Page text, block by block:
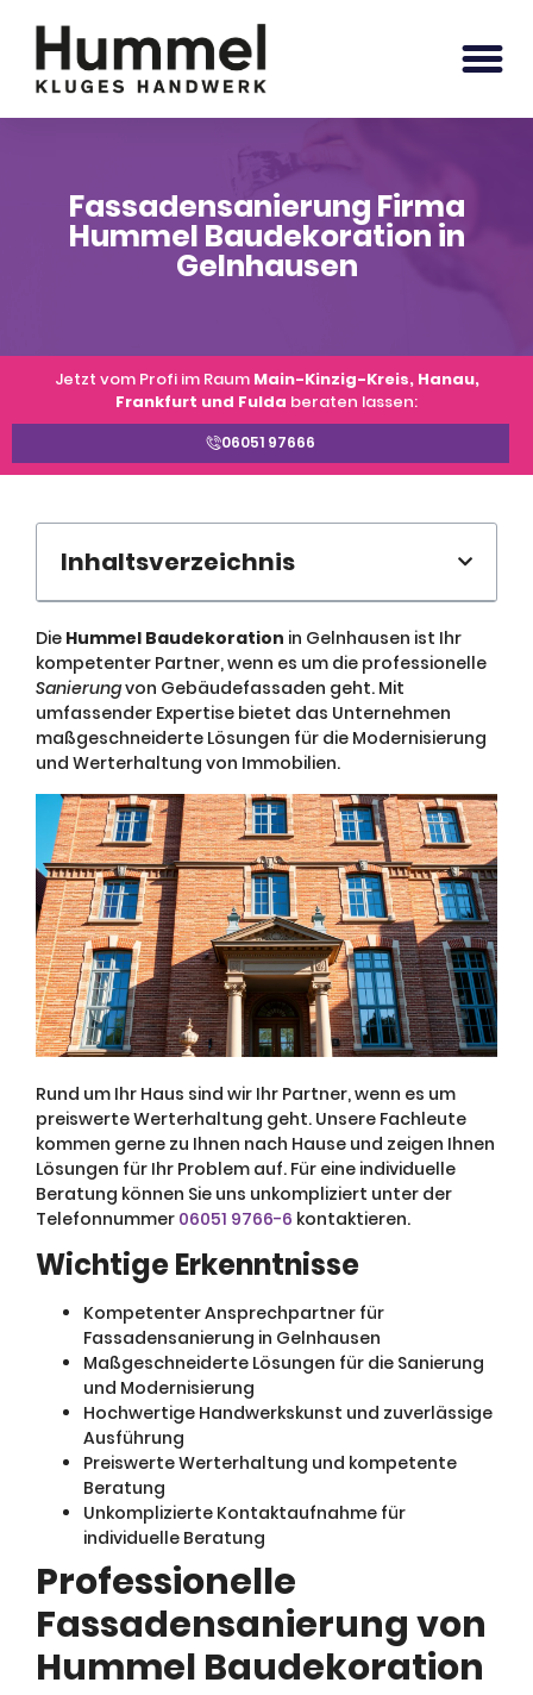
Fassadensanierung Firma
Hummel Baudekoration in
Gelnhausen
Jetzt vom Profi im Raum Main-Kinzig-Kreis, Hanau,
Frankfurt und Fulda beraten lassen:
06051 97666
Inhaltsverzeichnis
Die Hummel Baudekoration in Gelnhausen ist Ihr
kompetenter Partner, wenn es um die professionelle
Sanierungvon Gebäudefassaden geht. Mit
umfassender Expertise bietet das Unternehmen
maßgeschneiderte Lösungen für die Modernisierung
und Werterhaltung von Immobilien.
Rund um Ihr Haus sind wir Ihr Partner, wenn es um
preiswerte Werterhaltung geht. Unsere Fachleute
kommen gerne zu Ihnen nach Hause und zeigen Ihnen
Lösungen für Ihr Problem auf. Für eine individuelle
Beratung können Sie uns unkompliziert unter der
Telefonnummer 06051 9766-6 kontaktieren.
Wichtige Erkenntnisse
Kompetenter Ansprechpartner für
Fassadensanierung in Gelnhausen
Maßgeschneiderte Lösungen für die Sanierung
und Modernisierung
Hochwertige Handwerkskunst und zuverlässige
Ausführung
Preiswerte Werterhaltung und kompetente
Beratung
Unkomplizierte Kontaktaufnahme für
individuelle Beratung
Professionelle
Fassadensanierung von
Hummel Baudekoration